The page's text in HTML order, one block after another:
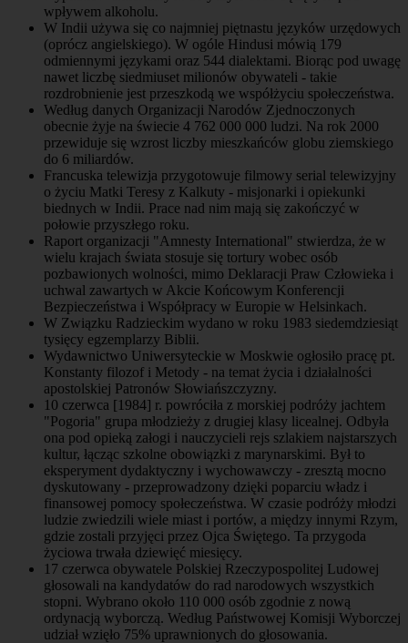
wpływem alkoholu.
W Indii używa się co najmniej piętnastu języków urzędowych
(oprócz angielskiego). W ogóle Hindusi mówią 179
odmiennymi językami oraz 544 dialektami. Biorąc pod uwagę
nawet liczbę siedmiuset milionów obywateli - takie
rozdrobnienie jest przeszkodą we współżyciu społeczeństwa.
Według danych Organizacji Narodów Zjednoczonych
obecnie żyje na świecie 4 762 000 000 ludzi. Na rok 2000
przewiduje się wzrost liczby mieszkańców globu ziemskiego
do 6 miliardów.
Francuska telewizja przygotowuje filmowy serial telewizyjny
o życiu Matki Teresy z Kalkuty - misjonarki i opiekunki
biednych w Indii. Prace nad nim mają się zakończyć w
połowie przyszłego roku.
Raport organizacji "Amnesty International" stwierdza, że w
wielu krajach świata stosuje się tortury wobec osób
pozbawionych wolności, mimo Deklaracji Praw Człowieka i
uchwal zawartych w Akcie Końcowym Konferencji
Bezpieczeństwa i Współpracy w Europie w Helsinkach.
W Związku Radzieckim wydano w roku 1983 siedemdziesiąt
tysięcy egzemplarzy Biblii.
Wydawnictwo Uniwersyteckie w Moskwie ogłosiło pracę pt.
Konstanty filozof i Metody - na temat życia i działalności
apostolskiej Patronów Słowiańszczyzny.
10 czerwca [1984] r. powróciła z morskiej podróży jachtem
"Pogoria" grupa młodzieży z drugiej klasy licealnej. Odbyła
ona pod opieką załogi i nauczycieli rejs szlakiem najstarszych
kultur, łącząc szkolne obowiązki z marynarskimi. Był to
eksperyment dydaktyczny i wychowawczy - zresztą mocno
dyskutowany - przeprowadzony dzięki poparciu władz i
finansowej pomocy społeczeństwa. W czasie podróży młodzi
ludzie zwiedzili wiele miast i portów, a między innymi Rzym,
gdzie zostali przyjęci przez Ojca Świętego. Ta przygoda
życiowa trwała dziewięć miesięcy.
17 czerwca obywatele Polskiej Rzeczypospolitej Ludowej
głosowali na kandydatów do rad narodowych wszystkich
stopni. Wybrano około 110 000 osób zgodnie z nową
ordynacją wyborczą. Według Państwowej Komisji Wyborczej
udział wzięło 75% uprawnionych do głosowania.